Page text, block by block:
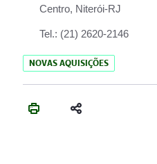
Centro, Niterói-RJ
Tel.: (21) 2620-2146
NOVAS AQUISIÇÕES